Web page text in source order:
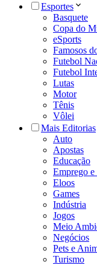
Esportes
Basquete
Copa do
eSports
Famosos
Futebol
Futebol
Lutas
Motor
Tênis
Vôlei
Mais Editorias
Auto
Apostas
Educação
Emprego e
Eloos
Games
Indústria
Jogos
Meio
Negócios
Pets e
Turismo